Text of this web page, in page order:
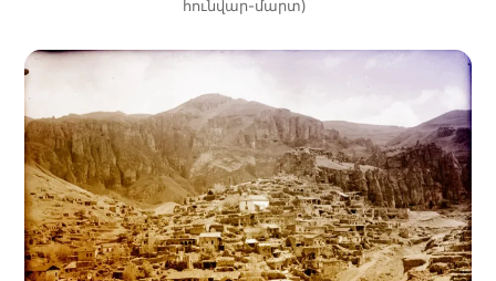
հունվար-մարտ)